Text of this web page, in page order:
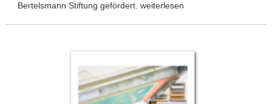
Bertelsmann Stiftung gefördert. weiterlesen